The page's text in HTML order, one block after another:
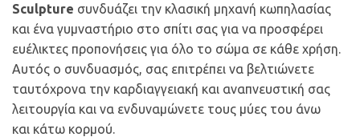
Sculpture συνδυάζει την κλασική μηχανή κωπηλασίας
και ένα γυμναστήριο στο σπίτι σας για να προσφέρει
ευέλικτες προπονήσεις για όλο το σώμα σε κάθε χρήση.
Αυτός ο συνδυασμός, σας επιτρέπει να βελτιώνετε
ταυτόχρονα την καρδιαγγειακή και αναπνευστική σας
λειτουργία και να ενδυναμώνετε τους μύες του άνω
και κάτω κορμού.